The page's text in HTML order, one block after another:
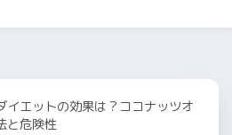
イエットの効果は？ココナッツオ
と危険性